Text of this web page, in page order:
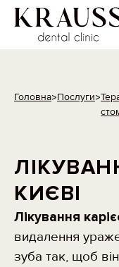
Головна>Послуги>
КИЄВІ
Лікування
видалення
зуба так, щоб